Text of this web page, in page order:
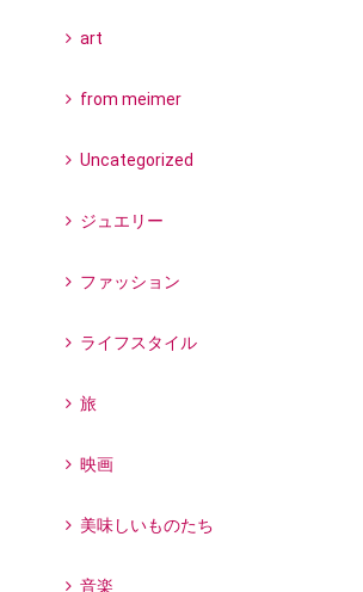
art
from meimer
Uncategorized
ジュエリー
ファッション
ライフスタイル
旅
映画
美味しいものたち
音楽